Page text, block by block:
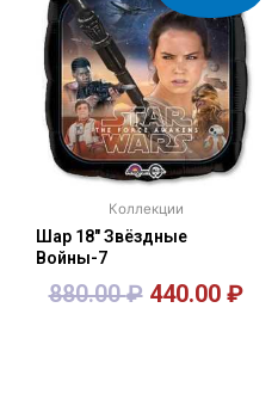
Коллекции
Шар 18″ Звёздные
Войны-7
880.00₽ 440.00 ₽